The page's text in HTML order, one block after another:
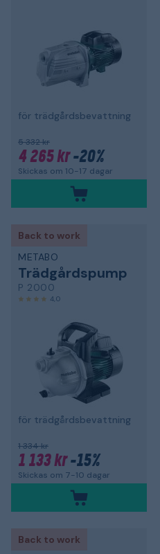
för trädgårdsbevattning
5 332 kr
4 265 kr-20%
Skickas om 10-17 dagar
Back to work
METABO
Trädgårdspump
P 2000
4,0
för trädgårdsbevattning
1 334 kr
1 133 kr-15%
Skickas om 7-10 dagar
Back to work